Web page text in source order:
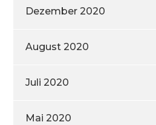
Dezember 2020
August 2020
Juli 2020
Mai 2020